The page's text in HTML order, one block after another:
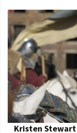
Kristen Stewart